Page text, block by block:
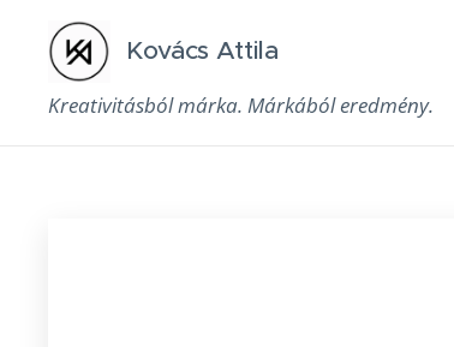
Kovács Attila
Kreativitásból márka. Márkából eredmény.